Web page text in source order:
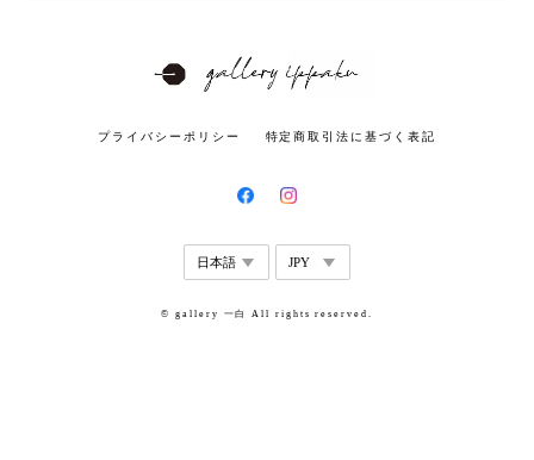
プライバシーポリシー 特定商取引法に基づく表記
© gallery 一白 All rights reserved.